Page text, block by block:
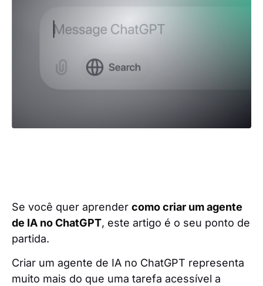
Se você quer aprender como criar um agente
de IA no ChatGPT, este artigo é o seu ponto de
partida.
Criar um agente de IA no ChatGPT representa
muito mais do que uma tarefa acessível a